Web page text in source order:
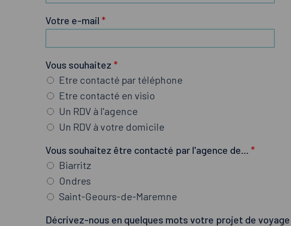
n
o
m
q
u
q
u
e
s
é
c
r
v
e
Votre e-mail *
Vous souhaitez *
Etre contacté par téléphone
Etre contacté en visio
Un RDV à l'agence
Un RDV à votre domicile
Vous souhaitez être contacté par l'agence de... *
Biarritz
Ondres
Saint-Geours-de-Maremne
Décrivez-nous en quelques mots votre projet de voyage